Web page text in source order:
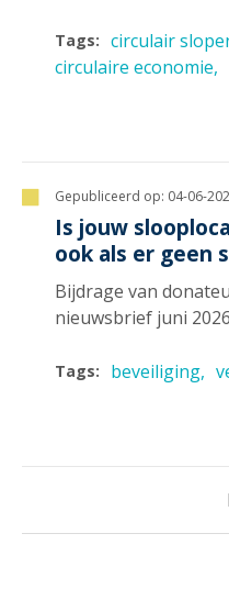
Tags: circulair
circulaire economie
Gepubliceerd op: 04-06-
Is jouw
ook als er geen
Bijdrage van
nieuwsbrief juni 2026
Tags: beveiliging